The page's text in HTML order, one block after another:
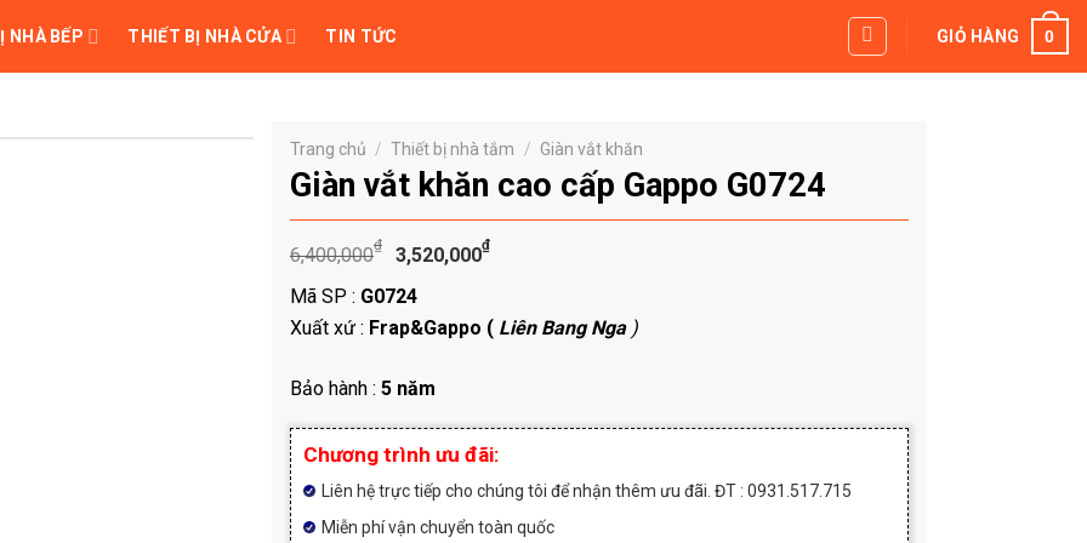
NHÀ BẾP THIẾT BỊ NHÀ CỬA TIN TỨC GIỎ HÀNG 0
Trang chủ / Thiết bị nhà tắm / Giàn vắt khăn
Giàn vắt khăn cao cấp Gappo G0724
6,400,000₫
Giá
là:
6,400,000₫.
3,520,000₫Giá
là:
Mã SP : G0724
Xuất xứ : Frap&Gappo ( Liên Bang Nga)
Bảo hành : 5 năm
Chương trình ưu đãi:
Liên hệ trực tiếp cho chúng tôi để nhận thêm ưu đãi. ĐT : 0931.517.715
Miễn phí vận chuyển toàn quốc